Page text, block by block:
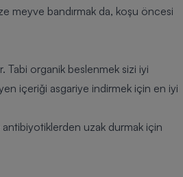
meyve bandırmak da, koşu öncesi
Tabi organik beslenmek sizi iyi
içeriği asgariye indirmek için en iyi
uzak durmak için